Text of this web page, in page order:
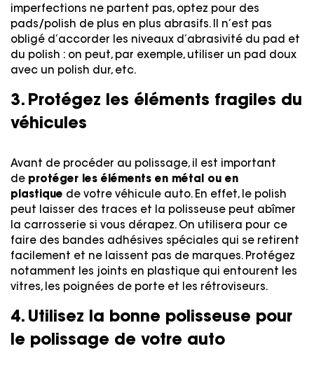
imperfections ne partent pas, optez pour des
pads/polish de plus en plus abrasifs. Il n’est pas
obligé d’accorder les niveaux d’abrasivité du pad et
du polish : on peut, par exemple, utiliser un pad doux
avec un polish dur, etc.
3. Protégez les éléments fragiles du
véhicules
Avant de procéder au polissage, il est important
de protéger les éléments en métal ou en
plastique de votre véhicule auto. En effet, le polish
peut laisser des traces et la polisseuse peut abîmer
la carrosserie si vous dérapez. On utilisera pour ce
faire des bandes adhésives spéciales qui se retirent
facilement et ne laissent pas de marques. Protégez
notamment les joints en plastique qui entourent les
vitres, les poignées de porte et les rétroviseurs.
4. Utilisez la bonne polisseuse pour
le polissage de votre auto